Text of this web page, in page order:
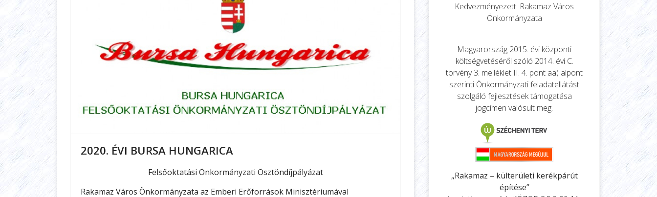
2020. ÉVI BURSA HUNGARICA
Felsőoktatási Önkormányzati Ösztöndíjpályázat
Rakamaz Város Önkormányzata az Emberi Erőforrások Minisztériumával
Kedvezményezett: Rakamaz Város
Önkormányzata
Magyarország 2015. évi központi
költségvetéséről szóló 2014. évi C.
törvény 3. melléklet II. 4. pont aa) alpont
szerinti Önkormányzati feladatellátást
szolgáló fejlesztések támogatása
jogcímen valósult meg.
„Rakamaz – külterületi kerékpárút
építése”